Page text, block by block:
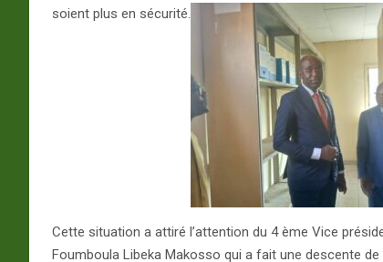
soient plus en sécurité.
Cette situation a attiré l’attention du 4 ème Vice
Foumboula Libeka Makosso qui a fait une descente